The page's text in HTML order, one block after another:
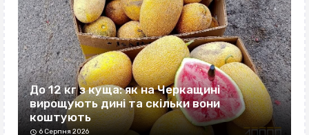
До 12 кг з куща: як на Черкащині
вирощують дині та скільки вони
коштують
6 Серпня 2026